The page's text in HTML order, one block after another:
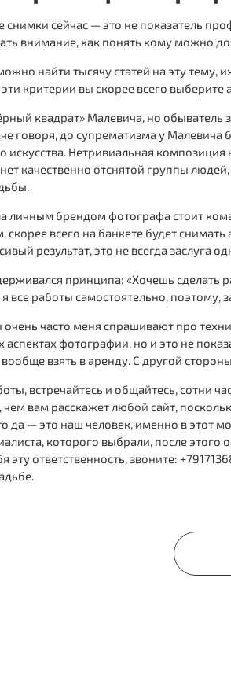
снимки сейчас — это не показатель
внимание, как понять кому можно
найти тысячу статей на эту
эти критерии вы скорее всего
квадрат» Малевича, но обыватель
говоря, до супрематизма у Малевича
искусства. Нетривиальная
качественно отснятой группы
личным брендом фотографа стоит
скорее всего на банкете будет
результат, это не всегда заслуга
принципа: «Хочешь сделать
все работы самостоятельно, поэтому,
часто меня спрашивают про
аспектах фотографии, но и это не
вообще взять в аренду. С другой
встречайтесь и общайтесь, сотни
вам расскажет любой сайт,
да — это наш человек, именно в этот
которого выбрали, после
эту ответственность, звоните: